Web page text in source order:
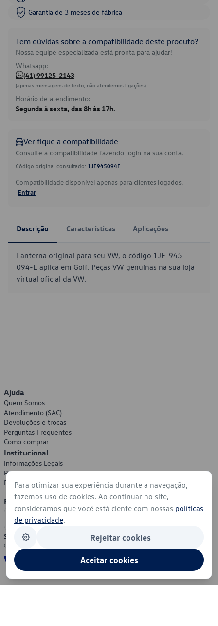
Garantia de 3 meses de fábrica
Tem dúvidas sobre a compatibilidade deste produto?
Nossa equipe especializada está pronta para ajudar!
Whatsapp:
(41) 99125-2143
(apenas mensagens de texto, não atendemos ligações)
Horário de atendimento:
Segunda à sexta, das 8h às 17h.
Verifique a compatibilidade
Consulte a compatibilidade fazendo login na sua conta.
Código original consultado: 1JE945094E
Compatibilidade disponível apenas para clientes logados.
Entrar
Descrição Características Aplicações
Lanterna original para seu VW, o código 1JE-945-
094-E aplica em Golf. Peças VW genuínas na sua loja
virtual oficial da VW.
Ajuda
Quem Somos
Atendimento (SAC)
Devoluções e trocas
Perguntas Frequentes
Como comprar
Institucional
Informações Legais
Política de Privacidade
Política de Cookies
Formas de Pagamento
Segurança
Para otimizar sua experiência durante a navegação,
fazemos uso de cookies. Ao continuar no site,
consideramos que você está ciente com nossas políticas
de privacidade.
Rejeitar cookies
Aceitar cookies